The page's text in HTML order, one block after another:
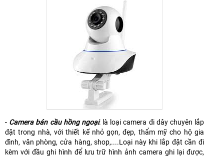
- Camera bán cầu hồng ngoại: là loại camera đi dây chuyên lắp
đặt trong nhà, với thiết kế nhỏ gọn, đẹp, thẩm mỹ cho hộ gia
đình, văn phòng, cửa hàng, shop,....Loại này khi lắp đặt cần đi
kèm với đầu ghi hình để lưu trữ hình ảnh camera ghi lại được,